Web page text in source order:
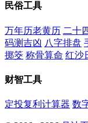
民俗工具
万年历老黄历 二十
码测吉凶 八字排盘
掷筊 称骨算命 红沙
财智工具
定投复利计算器 数